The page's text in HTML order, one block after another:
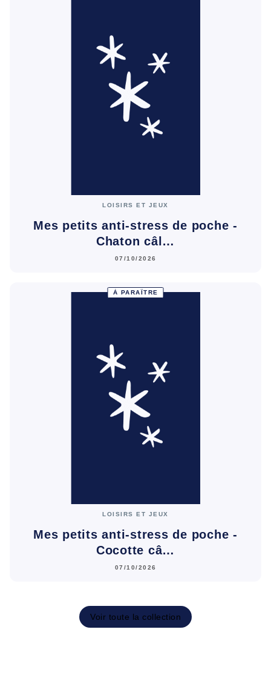
LOISIRS ET JEUX
Mes petits anti-stress de poche -
Chaton câl…
07/10/2026
À PARAÎTRE
LOISIRS ET JEUX
Mes petits anti-stress de poche -
Cocotte câ…
07/10/2026
Voir toute la collection